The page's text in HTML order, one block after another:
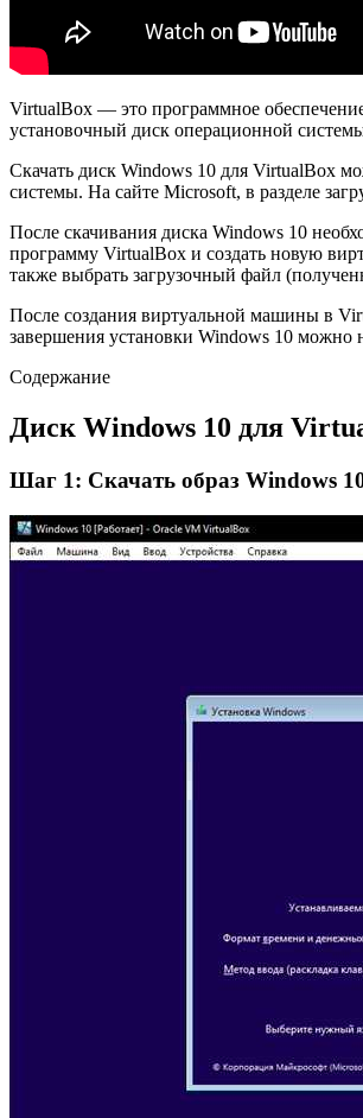
VirtualBox — это программное
установочный диск операционной
Скачать диск Windows 10 для VirtualBox
системы. На сайте Microsoft, в разделе
После скачивания диска Windows 10
программу VirtualBox и создать новую
также выбрать загрузочный файл
После создания виртуальной машины в
завершения установки Windows 10 можно
Содержание
Диск Windows 10 для
Шаг 1: Скачать образ Windows